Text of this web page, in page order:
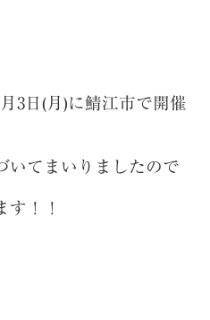
3日(月)に鯖江市で 開催
いてまいりましたので
す！！